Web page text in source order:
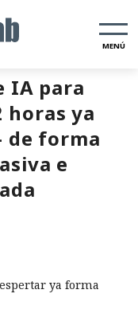
MENÚ
IA para
horas ya
de forma
e
ya forma